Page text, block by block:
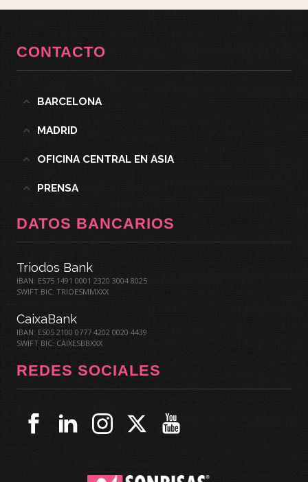
CONTACTO
BARCELONA
MADRID
OFICINA CENTRAL EN ASIA
PRENSA
DATOS BANCARIOS
Triodos Bank
IBAN: ES75 1491 0001 2320 3004 8025
SWIFT BIC: TRIOESMMXXX
CaixaBank
IBAN: ES05 2100 0777 4202 0020 4439
SWIFT BIC: CAIXESBBXXX
REDES SOCIALES